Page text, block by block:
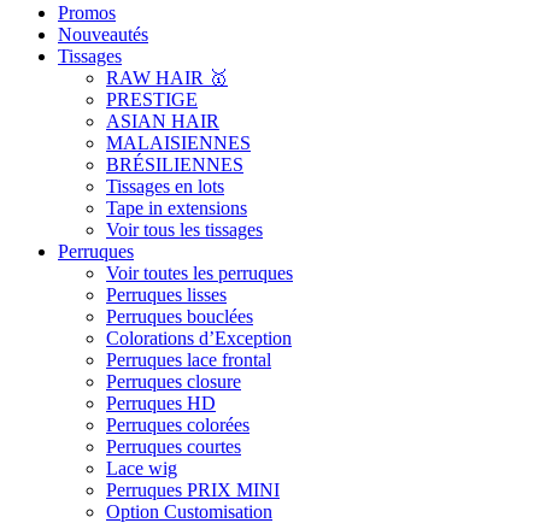
Promos
Nouveautés
Tissages
RAW HAIR 🥇
PRESTIGE
ASIAN HAIR
MALAISIENNES
BRÉSILIENNES
Tissages en lots
Tape in extensions
Voir tous les tissages
Perruques
Voir toutes les perruques
Perruques lisses
Perruques bouclées
Colorations d’Exception
Perruques lace frontal
Perruques closure
Perruques HD
Perruques colorées
Perruques courtes
Lace wig
Perruques PRIX MINI
Option Customisation